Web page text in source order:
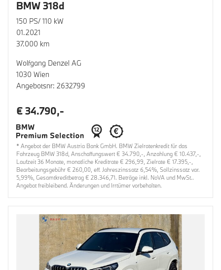
BMW 318d
150 PS/ 110 kW
01.2021
37.000 km
Wolfgang Denzel AG
1030 Wien
Angebotsnr: 2632799
€ 34.790,-
* Angebot der BMW Austria Bank GmbH. BMW Zielratenkredit für das
Fahrzeug BMW 318d, Anschaffungswert € 34.790,-, Anzahlung € 10.437,-,
Laufzeit 36 Monate, monatliche Kreditrate € 296,99, Zielrate € 17.395,-,
Bearbeitungsgebühr € 260,00, eff. Jahreszinssatz 6,54%, Sollzinssatz var.
5,99%, Gesamtkreditbetrag € 28.346,71. Beträge inkl. NoVA und MwSt..
Angebot freibleibend. Änderungen und Irrtümer vorbehalten.